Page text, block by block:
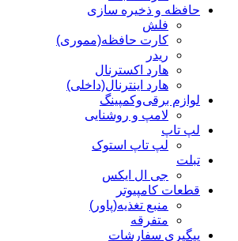
حافظه و ذخیره سازی
فلش
کارت حافظه(مموری)
ریدر
هارد اکسترنال
هارد اینترنال(داخلی)
لوازم برقی‌وکمپینگ
لامپ و روشنایی
لپ تاپ
لپ تاپ استوک
تبلت
جی ال ایکس
قطعات کامپیوتر
منبع تغذیه(پاور)
متفرقه
پیگیری سفارشات